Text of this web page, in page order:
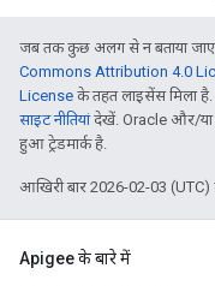
जब तक कुछ अलग से न बताया
Commons Attribution 4.0
License के तहत लाइसेंस मिला है.
साइट नीतियांदेखें. Oracle और/या
हुआ ट्रेडमार्क है.
आखिरी बार 2026-02-03 (UTC)
Apigee के बारे में